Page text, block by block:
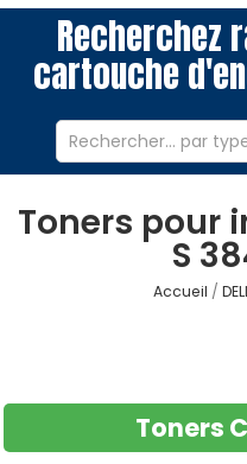
Recherchez
cartouche
Toners pour
S
Accueil
Toners